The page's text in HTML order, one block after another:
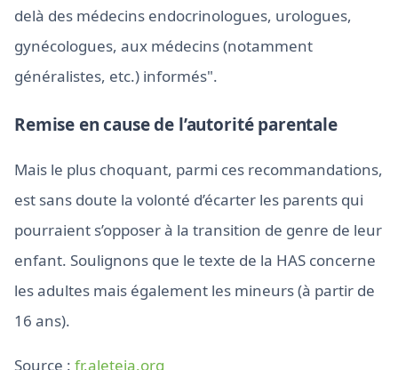
delà des médecins endocrinologues, urologues,
gynécologues, aux médecins (notamment
généralistes, etc.) informés".
Remise en cause de l’autorité parentale
Mais le plus choquant, parmi ces recommandations,
est sans doute la volonté d’écarter les parents qui
pourraient s’opposer à la transition de genre de leur
enfant. Soulignons que le texte de la HAS concerne
les adultes mais également les mineurs (à partir de
16 ans).
Source : fr.aleteia.org